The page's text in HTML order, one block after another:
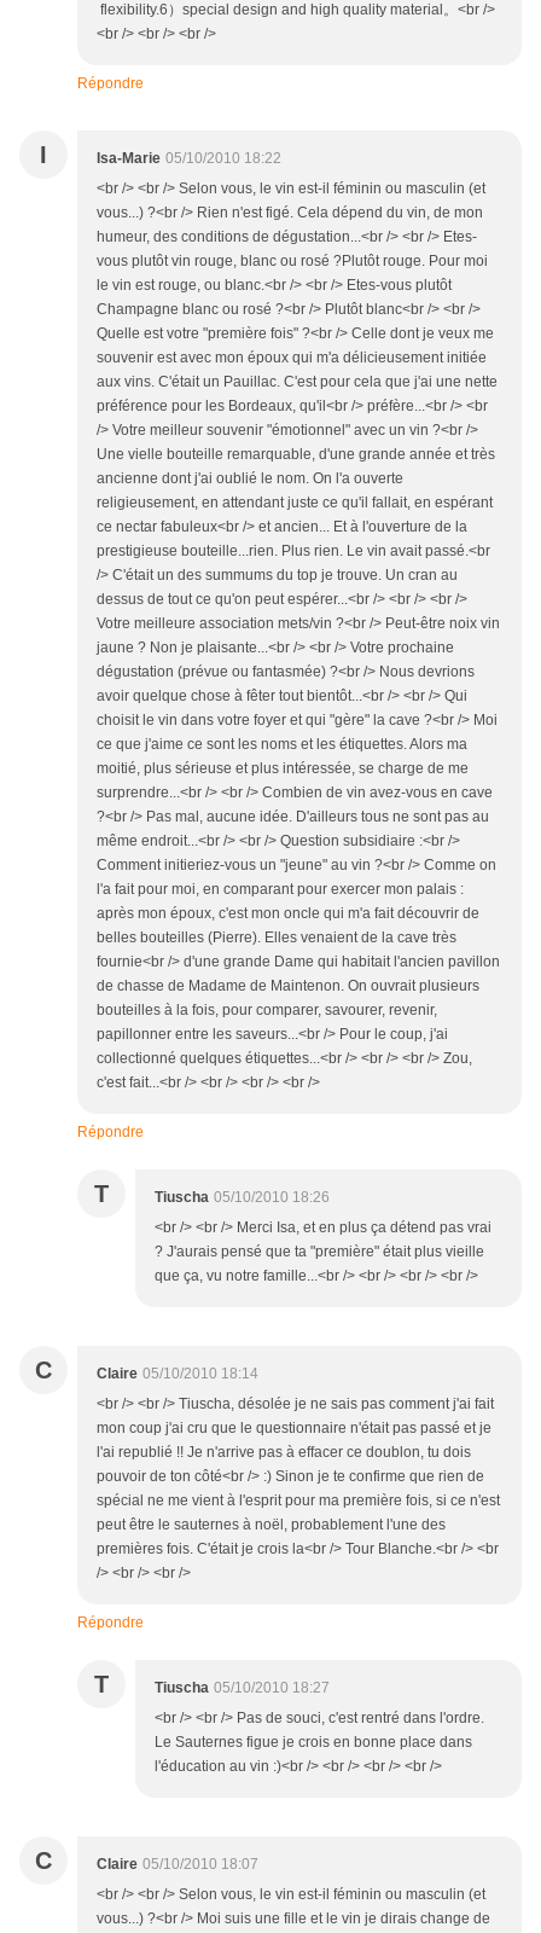
flexibility.6）special design and high quality material。<br />
<br /> <br /> <br />
Répondre
I Isa-Marie 05/10/2010 18:22
<br /> <br /> Selon vous, le vin est-il féminin ou masculin (et
vous...) ?<br /> Rien n'est figé. Cela dépend du vin, de mon
humeur, des conditions de dégustation...<br /> <br /> Etes-
vous plutôt vin rouge, blanc ou rosé ?Plutôt rouge. Pour moi
le vin est rouge, ou blanc.<br /> <br /> Etes-vous plutôt
Champagne blanc ou rosé ?<br /> Plutôt blanc<br /> <br />
Quelle est votre "première fois" ?<br /> Celle dont je veux me
souvenir est avec mon époux qui m'a délicieusement initiée
aux vins. C'était un Pauillac. C'est pour cela que j'ai une nette
préférence pour les Bordeaux, qu'il<br /> préfère...<br /> <br
/> Votre meilleur souvenir "émotionnel" avec un vin ?<br />
Une vielle bouteille remarquable, d'une grande année et très
ancienne dont j'ai oublié le nom. On l'a ouverte
religieusement, en attendant juste ce qu'il fallait, en espérant
ce nectar fabuleux<br /> et ancien... Et à l'ouverture de la
prestigieuse bouteille...rien. Plus rien. Le vin avait passé.<br
/> C'était un des summums du top je trouve. Un cran au
dessus de tout ce qu'on peut espérer...<br /> <br /> <br />
Votre meilleure association mets/vin ?<br /> Peut-être noix vin
jaune ? Non je plaisante...<br /> <br /> Votre prochaine
dégustation (prévue ou fantasmée) ?<br /> Nous devrions
avoir quelque chose à fêter tout bientôt...<br /> <br /> Qui
choisit le vin dans votre foyer et qui "gère" la cave ?<br /> Moi
ce que j'aime ce sont les noms et les étiquettes. Alors ma
moitié, plus sérieuse et plus intéressée, se charge de me
surprendre...<br /> <br /> Combien de vin avez-vous en cave
?<br /> Pas mal, aucune idée. D'ailleurs tous ne sont pas au
même endroit...<br /> <br /> Question subsidiaire :<br />
Comment initieriez-vous un "jeune" au vin ?<br /> Comme on
l'a fait pour moi, en comparant pour exercer mon palais :
après mon époux, c'est mon oncle qui m'a fait découvrir de
belles bouteilles (Pierre). Elles venaient de la cave très
fournie<br /> d'une grande Dame qui habitait l'ancien pavillon
de chasse de Madame de Maintenon. On ouvrait plusieurs
bouteilles à la fois, pour comparer, savourer, revenir,
papillonner entre les saveurs...<br /> Pour le coup, j'ai
collectionné quelques étiquettes...<br /> <br /> <br /> Zou,
c'est fait...<br /> <br /> <br /> <br />
Répondre
T Tiuscha 05/10/2010 18:26
<br /> <br /> Merci Isa, et en plus ça détend pas vrai
? J'aurais pensé que ta "première" était plus vieille
que ça, vu notre famille...<br /> <br /> <br /> <br />
C Claire 05/10/2010 18:14
<br /> <br /> Tiuscha, désolée je ne sais pas comment j'ai fait
mon coup j'ai cru que le questionnaire n'était pas passé et je
l'ai republié !! Je n'arrive pas à effacer ce doublon, tu dois
pouvoir de ton côté<br /> :) Sinon je te confirme que rien de
spécial ne me vient à l'esprit pour ma première fois, si ce n'est
peut être le sauternes à noël, probablement l'une des
premières fois. C'était je crois la<br /> Tour Blanche.<br /> <br
/> <br /> <br />
Répondre
T Tiuscha 05/10/2010 18:27
<br /> <br /> Pas de souci, c'est rentré dans l'ordre.
Le Sauternes figue je crois en bonne place dans
l'éducation au vin :)<br /> <br /> <br /> <br />
C Claire 05/10/2010 18:07
<br /> <br /> Selon vous, le vin est-il féminin ou masculin (et
vous...) ?<br /> Moi suis une fille et le vin je dirais change de